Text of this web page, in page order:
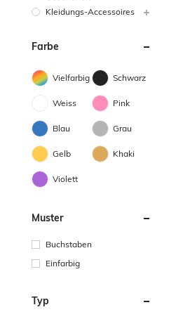
Kleidungs-Accessoires
Farbe
Vielfarbig Schwarz
Weiss Pink
Blau Grau
Gelb Khaki
Violett
Muster
Buchstaben
Einfarbig
Typ